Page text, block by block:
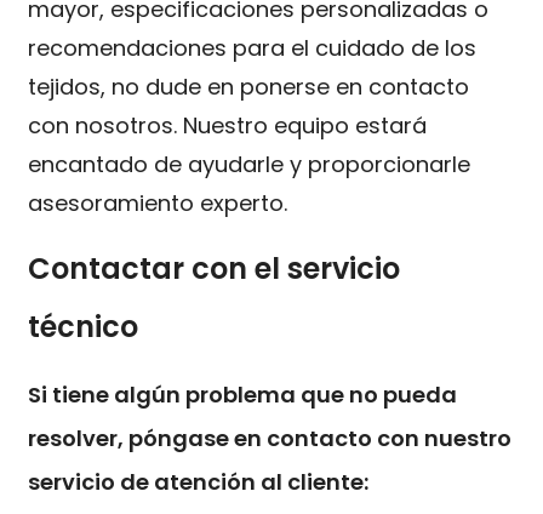
mayor, especificaciones personalizadas o
recomendaciones para el cuidado de los
tejidos, no dude en ponerse en contacto
con nosotros. Nuestro equipo estará
encantado de ayudarle y proporcionarle
asesoramiento experto.
Contactar con el servicio
técnico
Si tiene algún problema que no pueda
resolver, póngase en contacto con nuestro
servicio de atención al cliente: